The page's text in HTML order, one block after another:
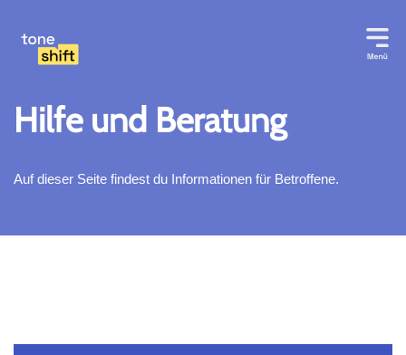
Zum
Inhalt
Hilfe und Beratung
Auf dieser Seite findest du Informationen für Betroffene.